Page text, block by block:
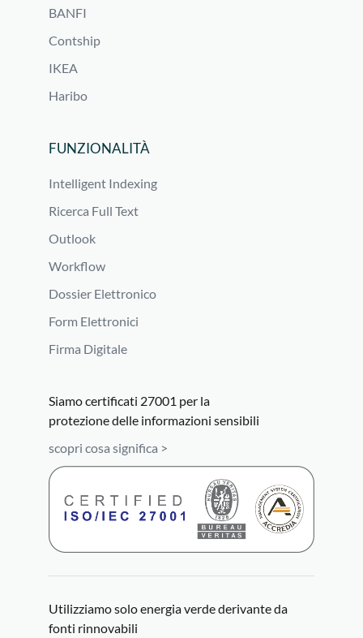
BANFI
Contship
IKEA
Haribo
FUNZIONALITÀ
Intelligent Indexing
Ricerca Full Text
Outlook
Workflow
Dossier Elettronico
Form Elettronici
Firma Digitale
Siamo certificati 27001 per la
protezione delle informazioni sensibili
scopri cosa significa >
Utilizziamo solo energia verde derivante da
fonti rinnovabili